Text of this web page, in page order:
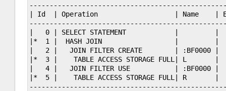
| Id  | Operation                   | Name    | E-
|   0 | SELECT STATEMENT            |         |
|*  1 |  HASH JOIN                  |         |
|   2 |   JOIN FILTER CREATE        |
|*  3 |    TABLE ACCESS STORAGE FULL|
|   4 |   JOIN FILTER USE           | :BF0000 |
|*  5 |    TABLE ACCESS STORAGE FULL| R